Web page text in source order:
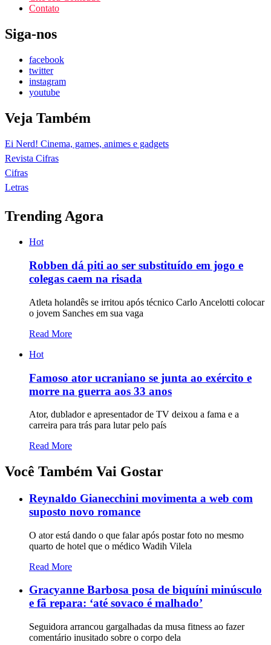
Contato
Siga-nos
facebook
twitter
instagram
youtube
Veja Também
Ei Nerd! Cinema, games, animes e gadgets
Revista Cifras
Cifras
Letras
Trending Agora
Hot
Robben dá piti ao ser substituído em jogo e
colegas caem na risada
Atleta holandês se irritou após técnico Carlo Ancelotti colocar
o jovem Sanches em sua vaga
Read More
Hot
Famoso ator ucraniano se junta ao exército e
morre na guerra aos 33 anos
Ator, dublador e apresentador de TV deixou a fama e a
carreira para trás para lutar pelo país
Read More
Você Também Vai Gostar
Reynaldo Gianecchini movimenta a web com
suposto novo romance
O ator está dando o que falar após postar foto no mesmo
quarto de hotel que o médico Wadih Vilela
Read More
Gracyanne Barbosa posa de biquíni minúsculo
e fã repara: ‘até sovaco é malhado’
Seguidora arrancou gargalhadas da musa fitness ao fazer
comentário inusitado sobre o corpo dela